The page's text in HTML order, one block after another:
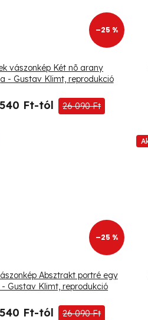
–25 %
vászonkép Két nõ arany
- Gustav Klimt, reprodukció
Ft-tól 26 090 Ft
–25 %
Absztrakt portré egy
- Gustav Klimt, reprodukció
Ft-tól 26 090 Ft